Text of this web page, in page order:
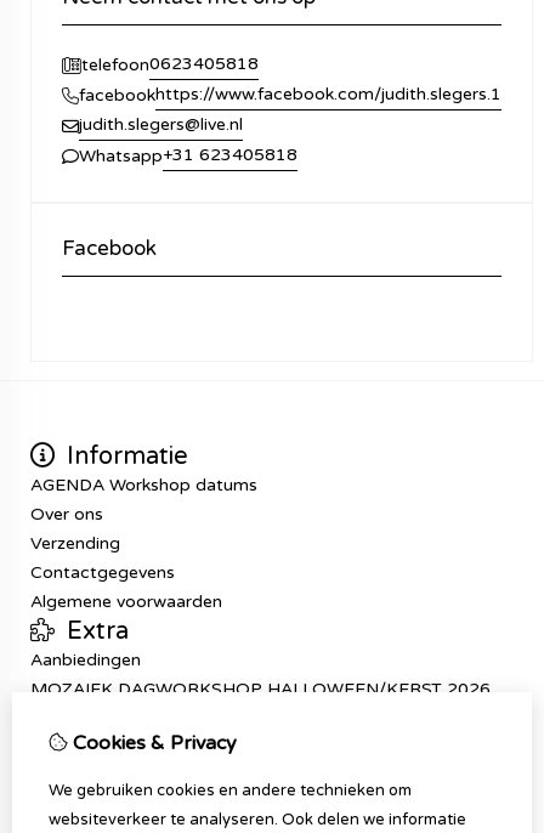
telefoon0623405818
facebookhttps://www.facebook.com/judith.slegers.1
judith.slegers@live.nl
Whatsapp+31 623405818
Facebook
Informatie
AGENDA Workshop datums
Over ons
Verzending
Contactgegevens
Algemene voorwaarden
Extra
Aanbiedingen
MOZAIEK DAGWORKSHOP HALLOWEEN/KERST 2026
Inloggen
Verlanglijst
Cookies & Privacy
We gebruiken cookies en andere technieken om
websiteverkeer te analyseren. Ook delen we informatie